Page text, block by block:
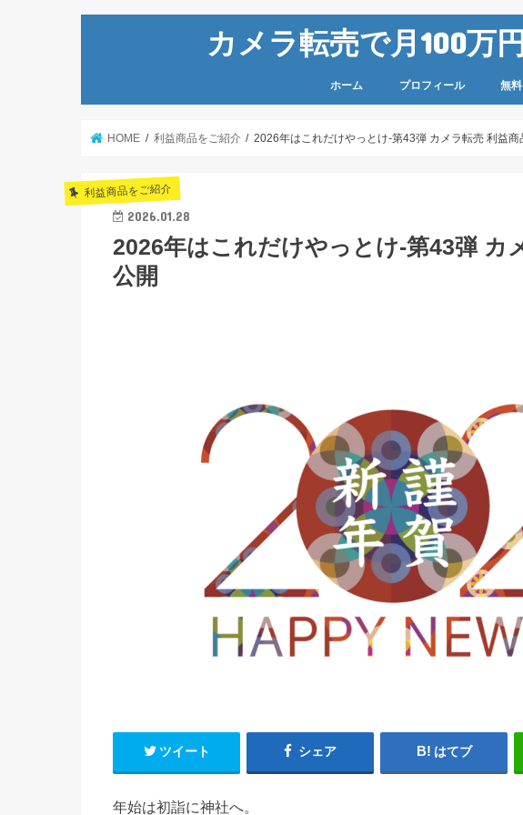
カメラ転売で月100万
ホーム プロフィール 無
HOME 利益商品をご紹介 2026年はこれだけやっとけ-第43弾 カメラ転売 利益商
利益商品をご紹介
2026.01.28
2026年はこれだけやっとけ-第43弾 カ
公開
ツイート シェア はてブ
年始は初詣に神社へ。